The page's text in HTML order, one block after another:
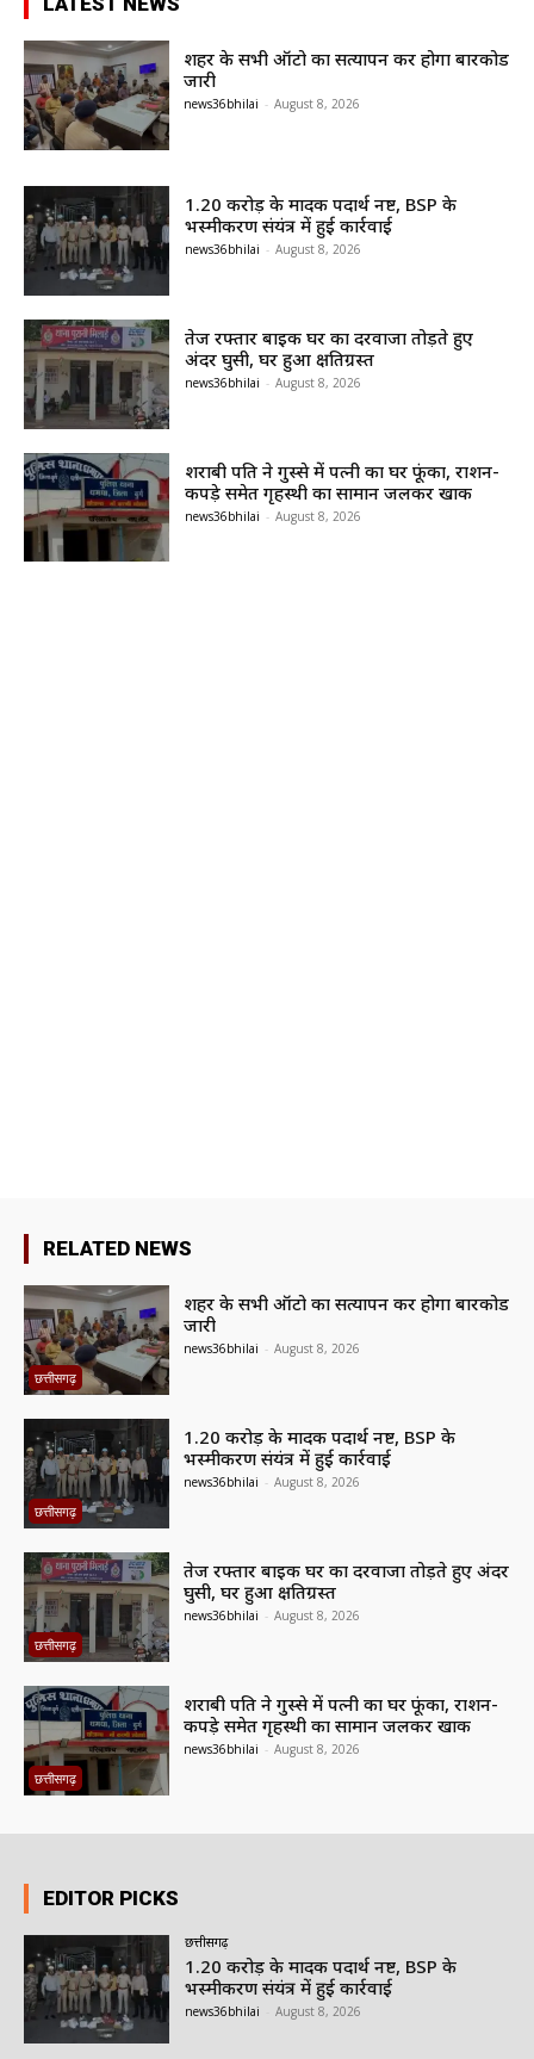
शहर के सभी ऑटो का सत्यापन कर होगा बारकोड
जारी
news36bhilai - August 8, 2026
1.20 करोड़ के मादक पदार्थ नष्ट, BSP के
भस्मीकरण संयंत्र में हुई कार्रवाई
news36bhilai - August 8, 2026
तेज रफ्तार बाइक घर का दरवाजा तोड़ते हुए
अंदर घुसी, घर हुआ क्षतिग्रस्त
news36bhilai - August 8, 2026
शराबी पति ने गुस्से में पत्नी का घर फूंका, राशन-
कपड़े समेत गृहस्थी का सामान जलकर खाक
news36bhilai - August 8, 2026
RELATED NEWS
छत्तीसगढ़
शहर के सभी ऑटो का सत्यापन कर होगा बारकोड
जारी
news36bhilai - August 8, 2026
छत्तीसगढ़
1.20 करोड़ के मादक पदार्थ नष्ट, BSP के
भस्मीकरण संयंत्र में हुई कार्रवाई
news36bhilai - August 8, 2026
छत्तीसगढ़
तेज रफ्तार बाइक घर का दरवाजा तोड़ते हुए अंदर
घुसी, घर हुआ क्षतिग्रस्त
news36bhilai - August 8, 2026
छत्तीसगढ़
शराबी पति ने गुस्से में पत्नी का घर फूंका, राशन-
कपड़े समेत गृहस्थी का सामान जलकर खाक
news36bhilai - August 8, 2026
EDITOR PICKS
छत्तीसगढ़
1.20 करोड़ के मादक पदार्थ नष्ट, BSP के
भस्मीकरण संयंत्र में हुई कार्रवाई
news36bhilai August 8, 2026